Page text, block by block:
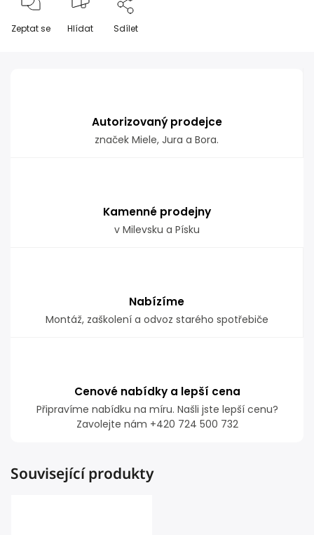
Zeptat se Hlídat Sdílet
Autorizovaný prodejce
značek Miele, Jura a Bora.
Kamenné prodejny
v Milevsku a Písku
Nabízíme
Montáž, zaškolení a odvoz starého spotřebiče
Cenové nabídky a lepší cena
Připravíme nabídku na míru. Našli jste lepší cenu?
Zavolejte nám +420 724 500 732
Související produkty